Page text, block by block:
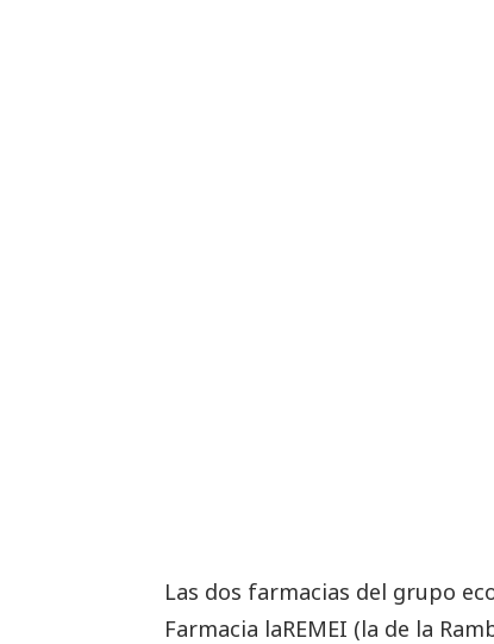
Las dos farmacias del grupo
Farmacia laREMEI (la de la